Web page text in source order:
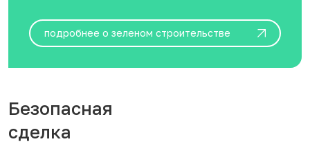
подробнее о зеленом строительстве
Безопасная
сделка